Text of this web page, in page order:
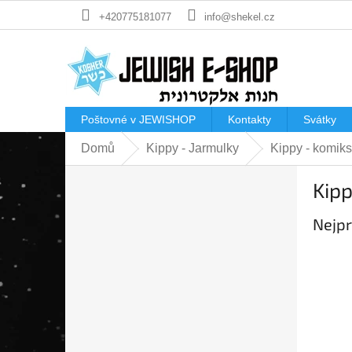
+420775181077 info@shekel.cz
Poštovné v JEWISHOP Kontakty Svátky
Domů Kippy - Jarmulky Kippy - komiks